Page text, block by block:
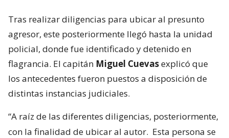
Tras realizar diligencias para ubicar al presunto
agresor, este posteriormente llegó hasta la unidad
policial, donde fue identificado y detenido en
flagrancia. El capitán Miguel Cuevasexplicó que
los antecedentes fueron puestos a disposición de
distintas instancias judiciales.
“A raíz de las diferentes diligencias, posteriormente,
con la finalidad de ubicar al autor. Esta persona se